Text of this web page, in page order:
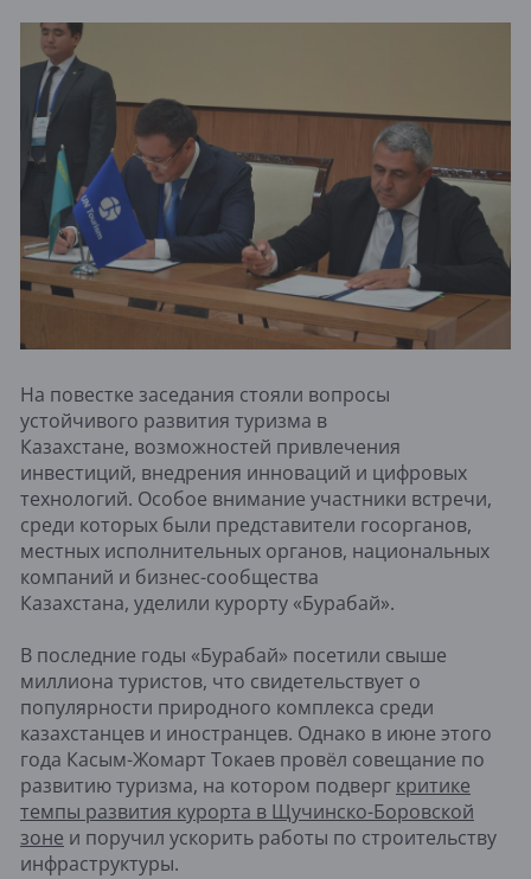
На повестке заседания стояли вопросы
устойчивого развития туризма в
Казахстане, возможностей привлечения
инвестиций, внедрения инноваций и цифровых
технологий. Особое внимание участники встречи,
среди которых были представители госорганов,
местных исполнительных органов, национальных
компаний и бизнес-сообщества
Казахстана, уделили курорту «Бурабай».
В последние годы «Бурабай» посетили свыше
миллиона туристов, что свидетельствует о
популярности природного комплекса среди
казахстанцев и иностранцев. Однако в июне этого
года Касым-Жомарт Токаев ​провёл совещание по
развитию туризма, на котором подверг критике
темпы развития курорта в Щучинско-Боровской
зоне и поручил ускорить работы по строительству
инфраструктуры.